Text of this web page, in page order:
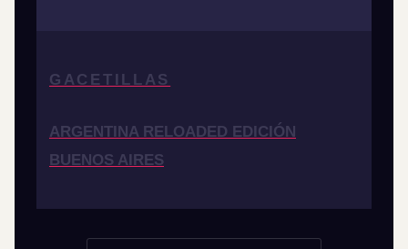
GACETILLAS
ARGENTINA RELOADED EDICIÓN
BUENOS AIRES